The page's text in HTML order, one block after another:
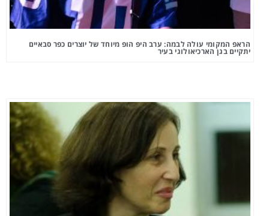
הראפ המקומי עולה לבמה: ערב היפ הופ מיוחד של יוצרים כפר סבאיים
יתקיים בגן הארכיאולוגי בעיר